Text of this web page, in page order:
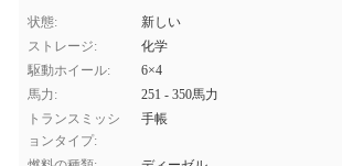
状態:
新しい
ストレージ:
化学
駆動ホイール:
6×4
馬力:
251 - 350馬力
トランスミッシ
ョンタイプ:
手帳